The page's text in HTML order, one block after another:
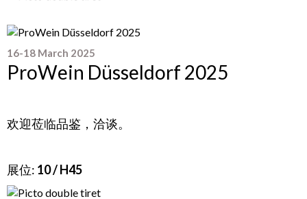
16-18 March 2025
ProWein Düsseldorf 2025
欢迎莅临品鉴，洽谈。
展位: 10 / H45